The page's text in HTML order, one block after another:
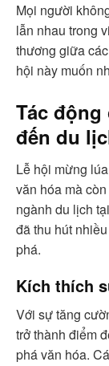
Mọi người
lẫn nhau trong
thương giữa
hội này muốn
Tác
đến du
Lễ hội mừng
văn hóa mà
ngành du lịch
đã thu hút
phá.
Kích thích
Với sự tăng
trở thành điểm
phá văn hóa.